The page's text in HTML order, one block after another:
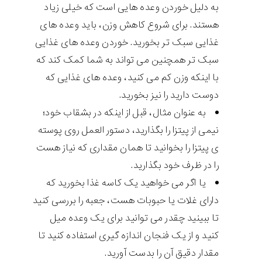
به دلیل خوردن وعده هایی است که خیلی زیاد
هستند. برای شروع کاهش وزن، باید وعده های
غذایی سبک تر بخورید. خوردن وعده های غذایی
سبک تر همچنین می تواند به شما کمک کند که
با اینکه وزن کم می کنید، وعده های غذایی که
دوست دارید را نیز بخورید.
به عنوان مثال، قبل از اینکه در بشقاب خود؛
نیمی از پیتزا را بگذارید، دستور العمل روی پوسته
ی پیتزا را بخوانید تا همان مقداری که نیاز هست
را در ظرف خود بگذارید.
یا اگر می خواهید یک کاسه غذا بخورید که
دارای غلات یا حبوبات هست، جعبه را بررسی کنید
تا ببینید چقدر می توانید برای یک وعده میل
کنید و از یک فنجان اندازه گیری استفاده کنید تا
مقدار دقیق آن را بدست آورید.